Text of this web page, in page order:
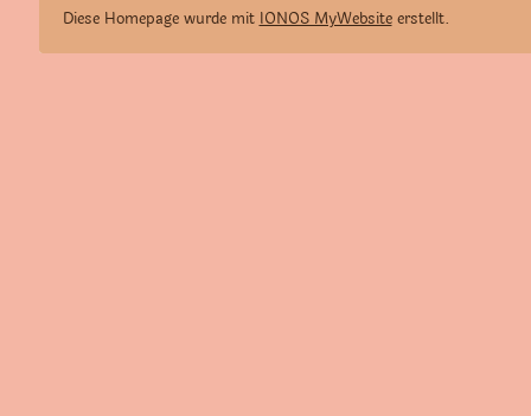
Diese Homepage wurde mitIONOS MyWebsiteerstellt.